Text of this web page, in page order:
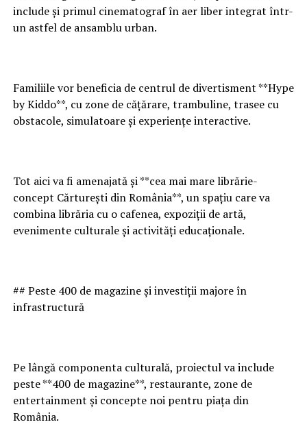
include și primul cinematograf în aer liber integrat într-
un astfel de ansamblu urban.
Familiile vor beneficia de centrul de divertisment **Hype
by Kiddo**, cu zone de cățărare, trambuline, trasee cu
obstacole, simulatoare și experiențe interactive.
Tot aici va fi amenajată și **cea mai mare librărie-
concept Cărturești din România**, un spațiu care va
combina librăria cu o cafenea, expoziții de artă,
evenimente culturale și activități educaționale.
## Peste 400 de magazine și investiții majore în
infrastructură
Pe lângă componenta culturală, proiectul va include
peste **400 de magazine**, restaurante, zone de
entertainment și concepte noi pentru piața din
România.